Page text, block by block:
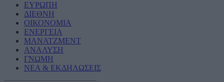
ΕΥΡΩΠΗ
ΔΙΕΘΝΗ
ΟΙΚΟΝΟΜΙΑ
ΕΝΕΡΓΕΙΑ
ΜΑΝΑΤΖΜΕΝΤ
ΑΝΑΛΥΣΗ
ΓΝΩΜΗ
ΝΕΑ & ΕΚΔΗΛΩΣΕΙΣ